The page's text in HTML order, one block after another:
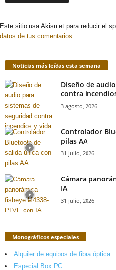
Este sitio usa Akismet para reducir el
datos de tus comentarios.
Noticias más leídas esta semana
Diseño de
contra
3 agosto, 2026
Controlador
pilas AA
31 julio, 2026
Cámara
IA
31 julio, 2026
Monográficos especiales
Alquiler de equipos de fibra óptica
Especial Box PC